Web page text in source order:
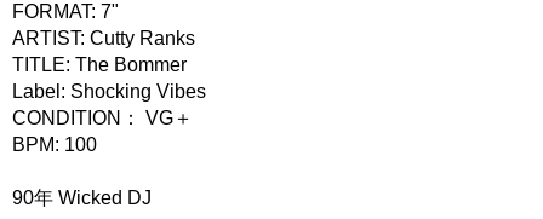
FORMAT: 7"
ARTIST: Cutty Ranks
TITLE: The Bommer
Label: Shocking Vibes
CONDITION： VG＋
BPM: 100
90年 Wicked DJ